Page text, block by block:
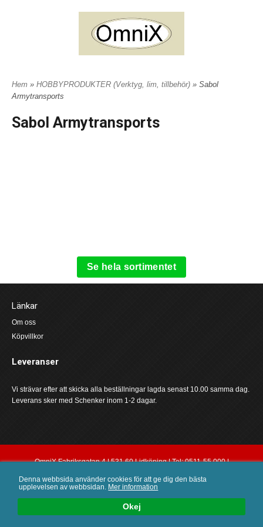
Okej
Denna webbsida använder cookies för att ge dig den bästa
upplevelsen av webbsidan. Mer information
Hem » HOBBYPRODUKTER (Verktyg, lim, tillbehör) » Sabol
Armytransports
Sabol Armytransports
Se hela sortimentet
Länkar
Om oss
Köpvillkor
Leveranser
Vi strävar efter att skicka alla beställningar lagda senast 10.00 samma dag.
Leverans sker med Schenker inom 1-2 dagar.
OmniX Fabriksgatan 4 | 531 60 Lidköping | Tel: 0511-55 000 |